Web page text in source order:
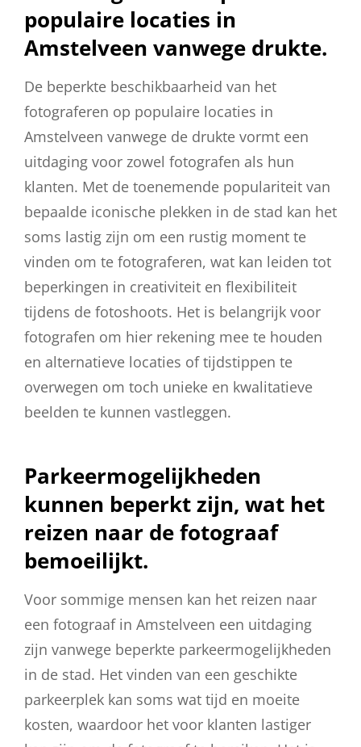
populaire locaties in
Amstelveen vanwege drukte.
De beperkte beschikbaarheid van het
fotograferen op populaire locaties in
Amstelveen vanwege de drukte vormt een
uitdaging voor zowel fotografen als hun
klanten. Met de toenemende populariteit van
bepaalde iconische plekken in de stad kan het
soms lastig zijn om een rustig moment te
vinden om te fotograferen, wat kan leiden tot
beperkingen in creativiteit en flexibiliteit
tijdens de fotoshoots. Het is belangrijk voor
fotografen om hier rekening mee te houden
en alternatieve locaties of tijdstippen te
overwegen om toch unieke en kwalitatieve
beelden te kunnen vastleggen.
Parkeermogelijkheden
kunnen beperkt zijn, wat het
reizen naar de fotograaf
bemoeilijkt.
Voor sommige mensen kan het reizen naar
een fotograaf in Amstelveen een uitdaging
zijn vanwege beperkte parkeermogelijkheden
in de stad. Het vinden van een geschikte
parkeerplek kan soms wat tijd en moeite
kosten, waardoor het voor klanten lastiger